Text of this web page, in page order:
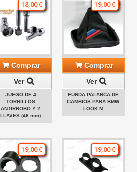
18,00 €
Comprar
Ver
JUEGO DE 4
TORNILLOS
ANTIRROBO Y 2
LLAVES (46 mm)
19,00 €
Comprar
Ver
FUNDA PALANCA DE
CAMBIOS PARA BMW
LOOK M
19,00 € 19,00 €